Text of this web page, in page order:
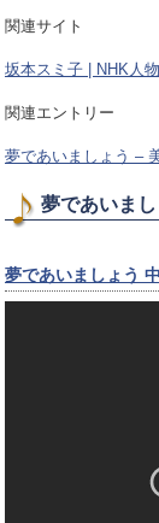
関連サイト
坂本スミ子 | NHK人
関連エントリー
夢であいましょう –
夢であいま
夢であいましょう